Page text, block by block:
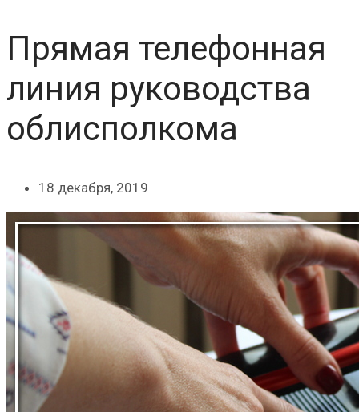
Прямая телефонная
линия руководства
облисполкома
18 декабря, 2019